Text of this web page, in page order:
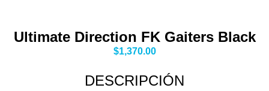
Ultimate Direction FK Gaiters Black
$1,370.00
DESCRIPCIÓN